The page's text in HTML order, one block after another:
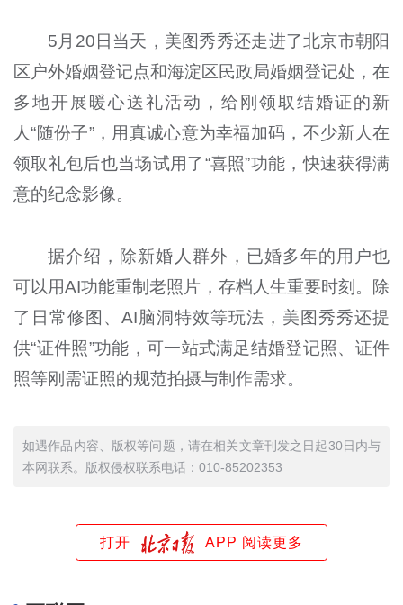
5月20日当天，美图秀秀还走进了北京市朝阳
区户外婚姻登记点和海淀区民政局婚姻登记处，在
多地开展暖心送礼活动，给刚领取结婚证的新
人“随份子”，用真诚心意为幸福加码，不少新人在
领取礼包后也当场试用了“喜照”功能，快速获得满
意的纪念影像。
据介绍，除新婚人群外，已婚多年的用户也
可以用AI功能重制老照片，存档人生重要时刻。除
了日常修图、AI脑洞特效等玩法，美图秀秀还提
供“证件照”功能，可一站式满足结婚登记照、证件
照等刚需证照的规范拍摄与制作需求。
如遇作品内容、版权等问题，请在相关文章刊发之日起30日内与
本网联系。版权侵权联系电话：010-85202353
打开 APP 阅读更多